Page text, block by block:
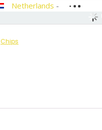
Netherlands -
Chips